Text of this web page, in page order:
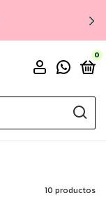
0
10 productos